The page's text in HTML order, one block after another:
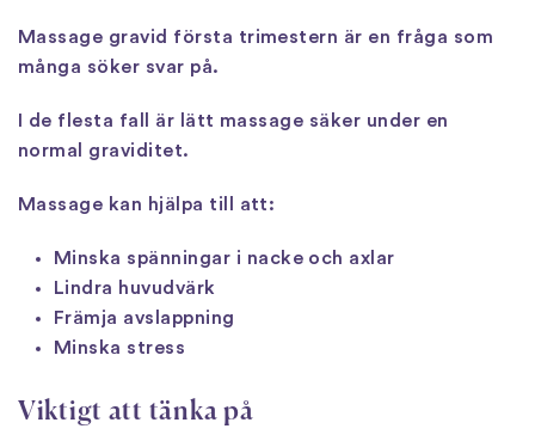
Massage gravid första trimestern är en fråga som
många söker svar på.
I de flesta fall är lätt massage säker under en
normal graviditet.
Massage kan hjälpa till att:
Minska spänningar i nacke och axlar
Lindra huvudvärk
Främja avslappning
Minska stress
Viktigt att tänka på